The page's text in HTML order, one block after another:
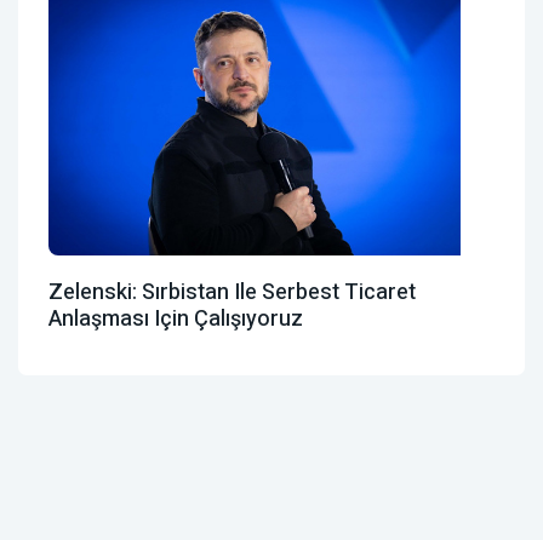
Zelenski: Sırbistan Ile Serbest Ticaret
Anlaşması Için Çalışıyoruz